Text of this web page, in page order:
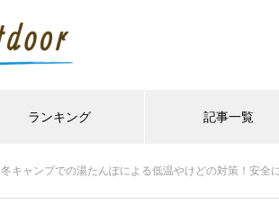
ランキング 記事一覧
冬キャンプでの湯たんぽによる低温やけどの対策！安全